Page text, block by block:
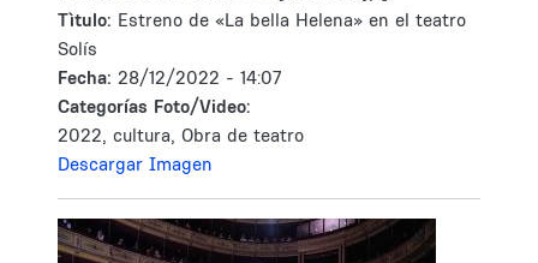
Tìtulo: Estreno de «La bella Helena» en el teatro
Solís
Fecha: 28/12/2022 - 14:07
Categorías Foto/Video:
2022, cultura, Obra de teatro
Descargar Imagen